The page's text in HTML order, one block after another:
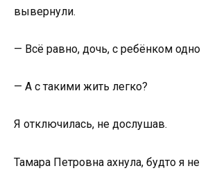
вывернули.
— Всё равно, дочь, с ребёнком
— А с такими жить легко?
Я отключилась, не дослушав.
Тамара Петровна ахнула, будто я